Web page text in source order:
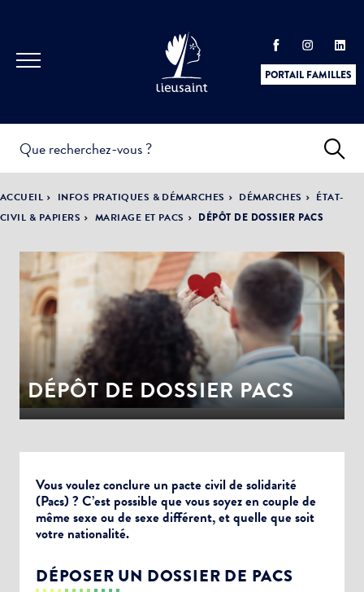
PORTAIL FAMILLES
PRATIQUES &
DÉMARCHES
ACTUALITÉS &
ÉVÈNEMENTS
LA VILLE
DÉMOCRATIE
PARTICIPATIVE
ACCUEIL INFOS PRATIQUES & DÉMARCHES DÉMARCHES
ÉTAT-
CIVIL & PAPIERS
MARIAGE ET PACS DÉPÔT DE DOSSIER PACS
DÉPÔT DE DOSSIER PACS
Vous voulez conclure un pacte civil de solidarité
(Pacs) ? C’est possible que vous soyez en couple de
même sexe ou de sexe différent, et quelle que soit
votre nationalité.
DÉPOSER UN DOSSIER DE PACS